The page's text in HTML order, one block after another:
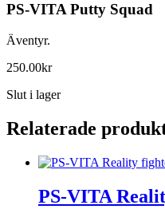
PS-VITA Putty Squad
Äventyr.
250.00kr
Slut i lager
Relaterade
PS-VITA